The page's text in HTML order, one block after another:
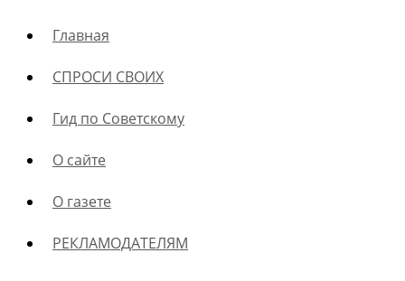
Главная
СПРОСИ СВОИХ
Гид по Советскому
О сайте
О газете
РЕКЛАМОДАТЕЛЯМ